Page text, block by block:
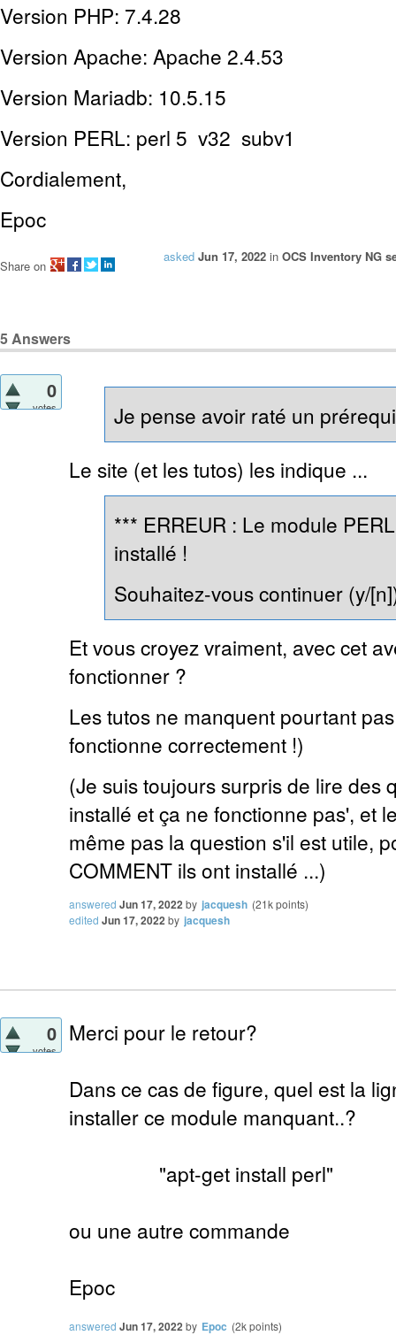
Version PHP: 7.4.28
Version Apache: Apache 2.4.53
Version Mariadb: 10.5.15
Version PERL: perl 5 v32 subv1
Cordialement,
Epoc
asked Jun 17, 2022 in OCS Inventory NG
Share on
5Answers
0
votes
Je pense avoir raté un
Le site (et les tutos) les indique ...
*** ERREUR : Le module
installé !
Souhaitez-vous continuer (y/
Et vous croyez vraiment, avec cet
fonctionner ?
Les tutos ne manquent pourtant
fonctionne correctement !)
(Je suis toujours surpris de lire des
installé et ça ne fonctionne pas', et
même pas la question s'il est utile,
COMMENT ils ont installé ...)
answered Jun 17, 2022by jacquesh (21kpoints)
edited Jun 17, 2022by jacquesh
0
votes
Merci pour le retour?
Dans ce cas de figure, quel est la
installer ce module manquant..?
"apt-get install perl"
ou une autre commande
Epoc
answered Jun 17, 2022 by Epoc (2kpoints)